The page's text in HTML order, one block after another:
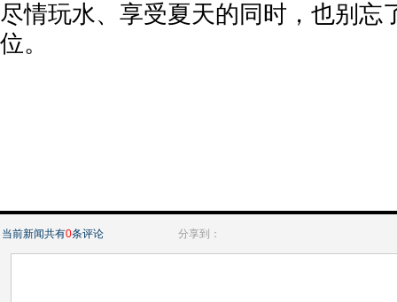
尽情玩水、享受夏天的同时，也别忘
位。
当前新闻共有0条评论 分享到：